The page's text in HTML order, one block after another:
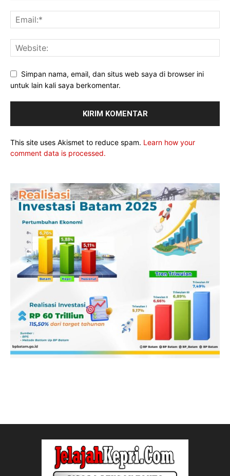
Simpan nama, email, dan situs web saya di browser ini
untuk lain kali saya berkomentar.
This site uses Akismet to reduce spam. Learn how your
comment data is processed.